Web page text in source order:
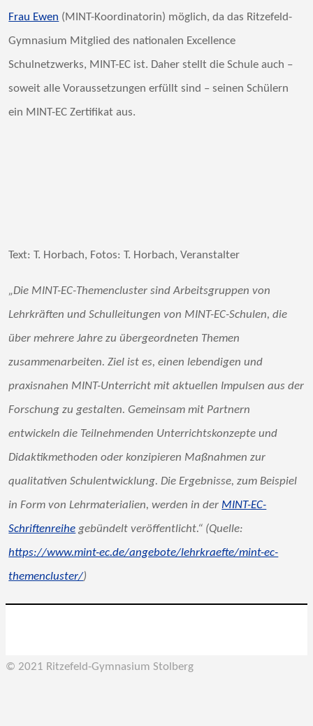
Frau Ewen (MINT-Koordinatorin) möglich, da das Ritzefeld-
Gymnasium Mitglied des nationalen Excellence
Schulnetzwerks, MINT-EC ist. Daher stellt die Schule auch –
soweit alle Voraussetzungen erfüllt sind – seinen Schülern
ein MINT-EC Zertifikat aus.
Text: T. Horbach, Fotos: T. Horbach, Veranstalter
„Die MINT-EC-Themencluster sind Arbeitsgruppen von
Lehrkräften und Schulleitungen von MINT-EC-Schulen, die
über mehrere Jahre zu übergeordneten Themen
zusammenarbeiten. Ziel ist es, einen lebendigen und
praxisnahen MINT-Unterricht mit aktuellen Impulsen aus der
Forschung zu gestalten. Gemeinsam mit Partnern
entwickeln die Teilnehmenden Unterrichtskonzepte und
Didaktikmethoden oder konzipieren Maßnahmen zur
qualitativen Schulentwicklung. Die Ergebnisse, zum Beispiel
in Form von Lehrmaterialien, werden in der MINT-EC-
Schriftenreihe gebündelt veröffentlicht.“ (Quelle:
https://www.mint-ec.de/angebote/lehrkraefte/mint-ec-
themencluster/)
© 2021 Ritzefeld-Gymnasium Stolberg